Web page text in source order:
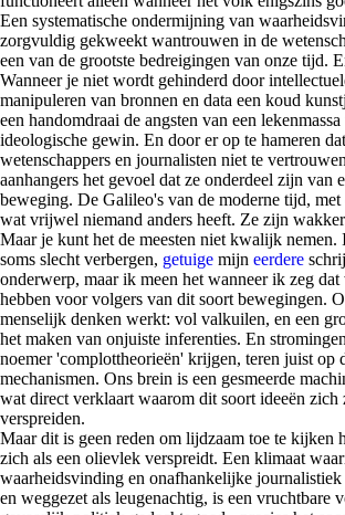
Een systematische ondermijning van
zorgvuldig gekweekt wantrouwen in de
een van de grootste bedreigingen van onze tijd.
Wanneer je niet wordt gehinderd door
manipuleren van bronnen en data een koud
een handomdraai de angsten van een
ideologische gewin. En door er op te hameren
wetenschappers en journalisten niet te
aanhangers het gevoel dat ze onderdeel zijn van
beweging. De Galileo's van de moderne tijd,
wat vrijwel niemand anders heeft. Ze zijn
Maar je kunt het de meesten niet kwalijk
soms slecht verbergen, getuige mijn eerdere
onderwerp, maar ik meen het wanneer ik zeg dat
hebben voor volgers van dit soort bewegingen.
menselijk denken werkt: vol valkuilen, en een
het maken van onjuiste inferenties. En
noemer 'complottheorieën' krijgen, teren juist op
mechanismen. Ons brein is een gesmeerde
wat direct verklaart waarom dit soort ideeën
verspreiden.
Maar dit is geen reden om lijdzaam toe te kijken
zich als een olievlek verspreidt. Een klimaat
waarheidsvinding en onafhankelijke
en weggezet als leugenachtig, is een vruchtbare